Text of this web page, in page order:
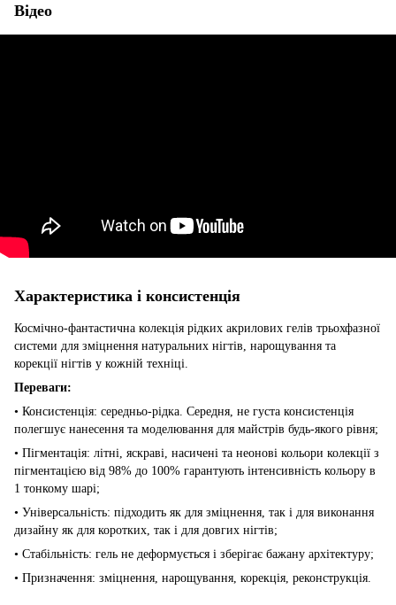
Відео
Характеристика і консистенція
Космічно-фантастична колекція рідких акрилових гелів трьохфазної
системи для зміцнення натуральних нігтів, нарощування та
корекції нігтів у кожній техніці.
Переваги:
• Консистенція: середньо-рідка. Середня, не густа консистенція
полегшує нанесення та моделювання для майстрів будь-якого рівня;
• Пігментація: літні, яскраві, насичені та неонові кольори колекції з
пігментацією від 98% до 100% гарантують інтенсивність кольору в
1 тонкому шарі;
• Універсальність: підходить як для зміцнення, так і для виконання
дизайну як для коротких, так і для довгих нігтів;
• Стабільність: гель не деформується і зберігає бажану архітектуру;
• Призначення: зміцнення, нарощування, корекція, реконструкція.